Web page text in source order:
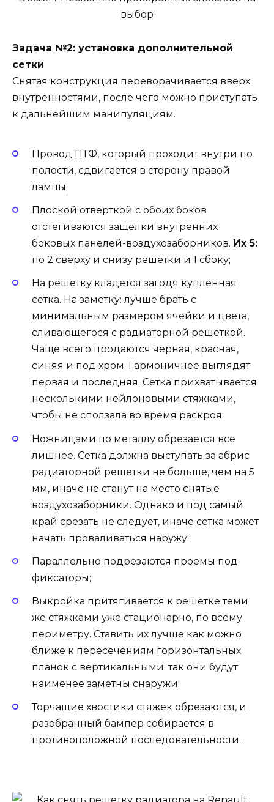
Задача №2: установка дополнительной
сетки
Снятая конструкция переворачивается вверх
внутренностями, после чего можно приступать
к дальнейшим манипуляциям.
Провод ПТФ, который проходит внутри по
полости, сдвигается в сторону правой
лампы;
Плоской отверткой с обоих боков
отстегиваются защелки внутренних
боковых панелей-воздухозаборников. Их 5:
по 2 сверху и снизу решетки и 1 сбоку;
На решетку кладется загодя купленная
сетка. На заметку: лучше брать с
минимальным размером ячейки и цвета,
сливающегося с радиаторной решеткой.
Чаще всего продаются черная, красная,
синяя и под хром. Гармоничнее выглядят
первая и последняя. Сетка прихватывается
несколькими нейлоновыми стяжками,
чтобы не сползала во время раскроя;
Ножницами по металлу обрезается все
лишнее. Сетка должна выступать за абрис
радиаторной решетки не больше, чем на 5
мм, иначе не станут на место снятые
воздухозаборники. Однако и под самый
край срезать не следует, иначе сетка может
начать проваливаться наружу;
Параллельно подрезаются проемы под
фиксаторы;
Выкройка притягивается к решетке теми
же стяжками уже стационарно, по всему
периметру. Ставить их лучше как можно
ближе к пересечениям горизонтальных
планок с вертикальными: так они будут
наименее заметны снаружи;
Торчащие хвостики стяжек обрезаются, и
разобранный бампер собирается в
противоположной последовательности.